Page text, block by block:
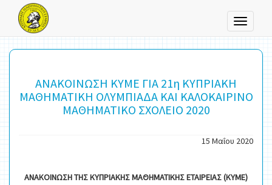
Toggle
ΑΝΑΚΟΙΝΩΣΗ ΚΥΜΕ ΓΙΑ 21η ΚΥΠΡΙΑΚΗ
ΜΑΘΗΜΑΤΙΚΗ ΟΛΥΜΠΙΑΔΑ ΚΑΙ ΚΑΛΟΚΑΙΡΙΝΟ
ΜΑΘΗΜΑΤΙΚΟ ΣΧΟΛΕΙΟ 2020
15 Μαΐου 2020
ΑΝΑΚΟΙΝΩΣΗ ΤΗΣ ΚΥΠΡΙΑΚΗΣ ΜΑΘΗΜΑΤΙΚΗΣ ΕΤΑΙΡΕΙΑΣ (ΚΥΜΕ)